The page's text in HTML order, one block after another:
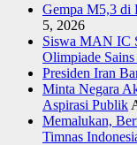
Gempa M5,3 di
5, 2026
Siswa MAN IC
Olimpiade
Presiden Iran
Minta Negara
Aspirasi Publik
Memalukan,
Timnas